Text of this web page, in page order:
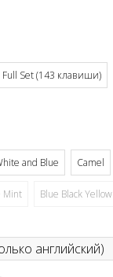
Full Set (143 клавиши)
and Blue Camel
Mint Blue Black Yellow